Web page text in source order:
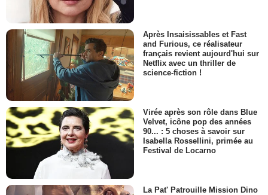
Après Insaisissables et Fast
and Furious, ce réalisateur
français revient aujourd'hui sur
Netflix avec un thriller de
science-fiction !
Virée après son rôle dans Blue
Velvet, icône pop des années
90... : 5 choses à savoir sur
Isabella Rossellini, primée au
Festival de Locarno
La Pat' Patrouille Mission Dino